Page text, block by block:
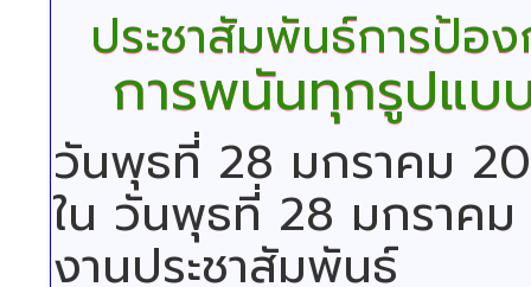
ประชาสัมพันธ์การป้อ
การพนันทุกรูปแบ
วันพุธที่ 28 มกราคม
ใน วันพุธที่ 28 มกราค
งานประชาสัมพันธ์